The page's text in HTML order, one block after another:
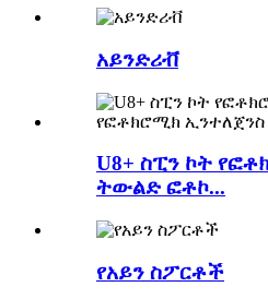
አይንድሪቭ
U8+ ስፒን ኮት
ትውልድ ፎቶኮ...
የአይን ስፖርቶች